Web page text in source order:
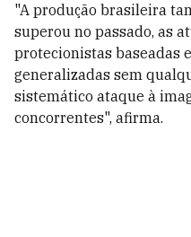
"A produção brasileira
superou no passado, as
protecionistas baseadas
generalizadas sem
sistemático ataque à
concorrentes", afirma.